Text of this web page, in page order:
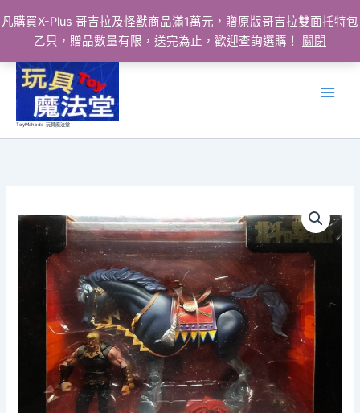
凡購買X-Plus 哥吉拉及怪獸商品滿1萬元，贈原版哥吉拉雙面托特包
乙只，贈品數量有限，送完為止，歡迎查詢選購！
關閉
ToyMahodo 玩具魔法堂